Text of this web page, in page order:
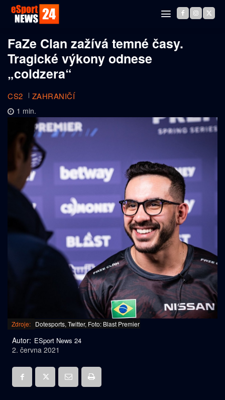
FaZe Clan zažívá temné časy.
Tragické výkony odnese
„coldzera“
CS2 ZAHRANIČÍ
1 min.
Zdroje: Dotesports, Twitter, Foto: Blast Premier
Autor: ESport News 24
2. června 2021